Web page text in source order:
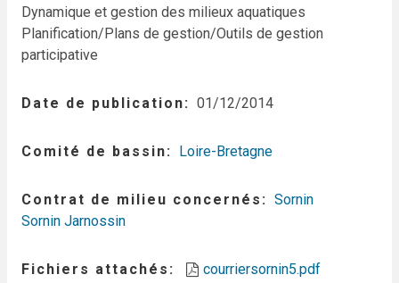
Dynamique et gestion des milieux aquatiques
Planification/Plans de gestion/Outils de gestion
participative
Date de publication 01/12/2014
Comité de bassin Loire-Bretagne
Contrat de milieu concernés
Sornin
Sornin Jarnossin
Fichiers attachés courriersornin5.pdf